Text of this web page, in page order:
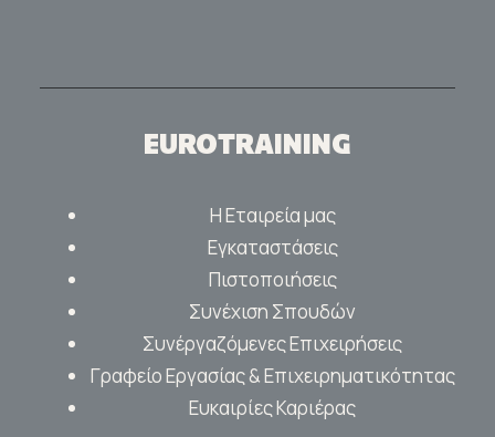
EUROTRAINING
Η Εταιρεία μας
Εγκαταστάσεις
Πιστοποιήσεις
Συνέχιση Σπουδών
Συνέργαζόμενες Επιχειρήσεις
Γραφείο Εργασίας & Επιχειρηματικότητας
Ευκαιρίες Καριέρας